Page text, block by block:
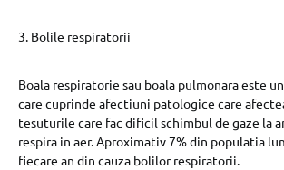
3. Bolile respiratorii
Boala respiratorie sau boala pulmonara este
care cuprinde afectiuni patologice care
tesuturile care fac dificil schimbul de gaze la
respira in aer. Aproximativ 7% din populatia
fiecare an din cauza bolilor respiratorii.